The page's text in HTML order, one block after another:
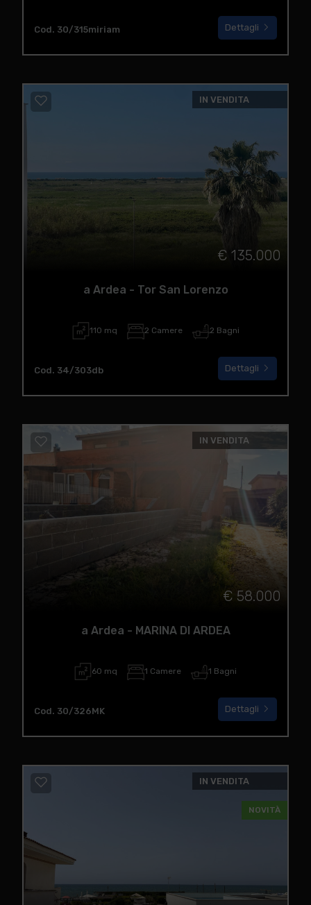
Cod. 30/315miriam Dettagli
IN VENDITA
€ 135.000
a Ardea - Tor San Lorenzo
110 mq 2 Camere 2 Bagni
Cod. 34/303db Dettagli
IN VENDITA
€ 58.000
a Ardea - MARINA DI ARDEA
60 mq 1 Camere 1 Bagni
Cod. 30/326MK Dettagli
IN VENDITA
NOVITÀ